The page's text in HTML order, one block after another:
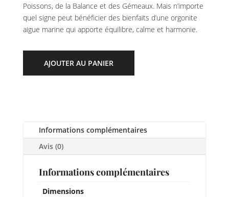
Poissons, de la Balance et des Gémeaux. Mais n’importe
quel signe peut bénéficier des bienfaits d’une orgonite
aigue marine qui apporte équilibre, calme et harmonie.
AJOUTER AU PANIER
Informations complémentaires
Avis (0)
Informations complémentaires
Dimensions